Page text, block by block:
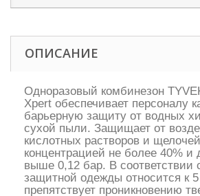
ОПИСАНИЕ
Одноразовый комбинезон
Xpert обеспечивает персоналу
барьерную защиту от водных
сухой пыли. Защищает от
кислотных растворов и
концентрацией не более 40% и
выше 0,12 бар. В соответствии
защитной одежды относится к
препятствует проникновению